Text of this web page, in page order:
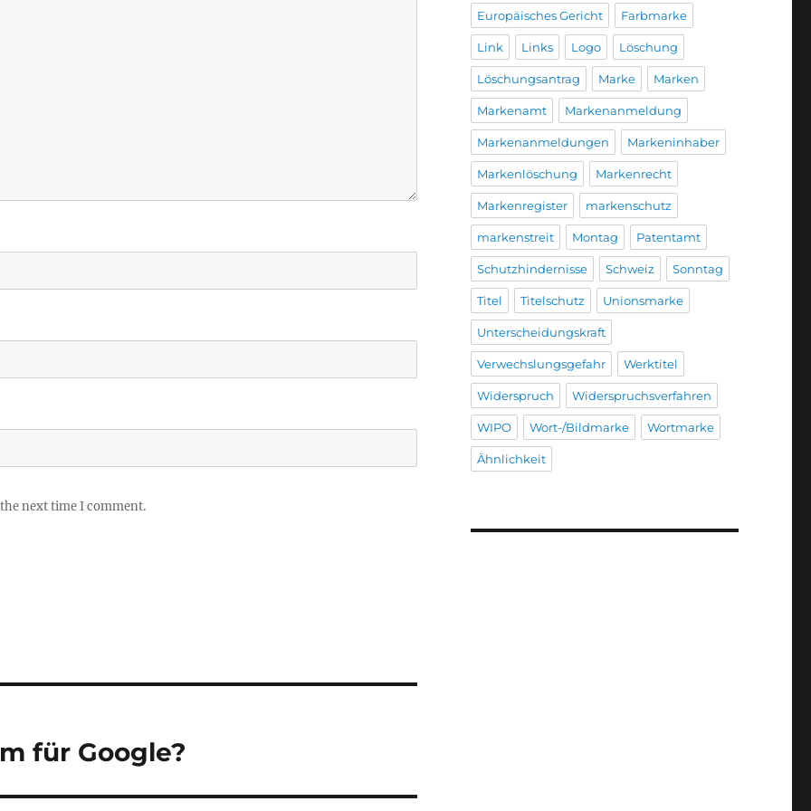
next time I comment.
für Google?
Europäisches Gericht Farbmarke
Link Links Logo Löschung
Löschungsantrag Marke Marken
Markenamt Markenanmeldung
Markenanmeldungen Markeninhaber
Markenlöschung Markenrecht
Markenregister markenschutz
markenstreit Montag Patentamt
Schutzhindernisse Schweiz Sonntag
Titel Titelschutz Unionsmarke
Unterscheidungskraft
Verwechslungsgefahr Werktitel
Widerspruch Widerspruchsverfahren
WIPO Wort-/Bildmarke Wortmarke
Ähnlichkeit